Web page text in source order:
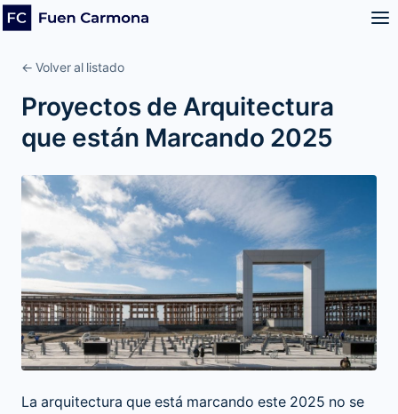
← Volver al listado
Proyectos de Arquitectura
que están Marcando 2025
La arquitectura que está marcando este 2025 no se